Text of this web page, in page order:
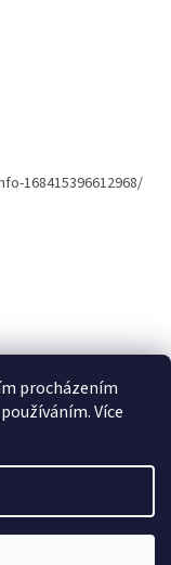
procházením
Více
168415396612968/